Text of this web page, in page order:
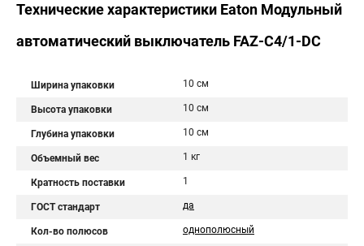
Технические характеристики Eaton Модульный
автоматический выключатель FAZ-C4/1-DC
Ширина упаковки 10 см
Высота упаковки 10 см
Глубина упаковки 10 см
Объемный вес 1 кг
Кратность поставки 1
ГОСТ стандарт да
Кол-во полюсов однополюсный